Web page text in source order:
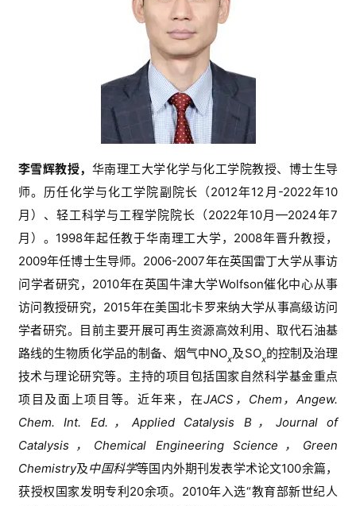
李雪辉教授， 华南理工大学化学与化工学院教授、博士生导
师。历任化学与化工学院副院长（2012年12 月 -2022年10
月）、轻工科学与工程学院院长（2022年10月—2024年7
月）。 1998年起任教于华南理工大学， 2008年晋升教授，
2009年任博士生导师。 2006-2007年在英国雷丁大学从事访
问学者研究， 2010年在英国牛津大学Wolfson催化中心从事
访问教授研究， 2015年在美国北卡罗来纳大学从事高级访问
学者研究。目前主要开展可再生资源高效利用、取代石油基
路线的生物质化学品的制备、烟气中NOx及SOx的控制及治理
技术与理论研究等。主持的项目包括国家自然科学基金重点
项目及面上项目等。近年来，在JACS ， Chem，Angew.
Chem. Int. Ed. ， Applied Catalysis B， Journal of
Catalysis ， Chemical Engineering Science ， Green
Chemistry及中国科学等国内外期刊发表学术论文100余篇，
获授权国家发明专利20余项。 2010年入选“教育部新世纪人